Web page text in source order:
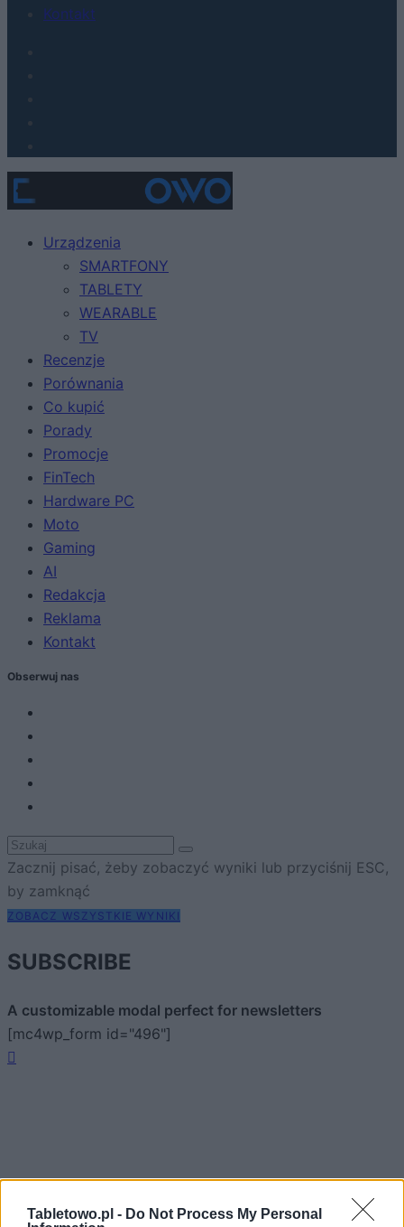
Tabletowo.pl - Do Not Process My Personal
Kontakt
Urządzenia
SMARTFONY
TABLETY
WEARABLE
TV
Recenzje
Porównania
Co kupić
Porady
Promocje
FinTech
Hardware PC
Moto
Gaming
AI
Redakcja
Reklama
Kontakt
Obserwuj nas
Zacznij pisać, żeby zobaczyć wyniki lub przyciśnij ESC,
by zamknąć
ZOBACZ WSZYSTKIE WYNIKI
SUBSCRIBE
A customizable modal perfect for newsletters
[mc4wp_form id="496"]